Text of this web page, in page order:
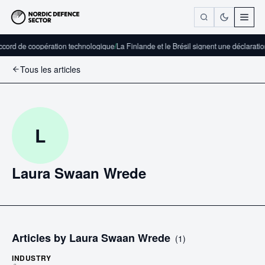
de coopération technologique/La Finlande et le Brésil signent une
Tous les articles
L
Laura Swaan Wrede
Articles by Laura Swaan Wrede (1)
INDUSTRY